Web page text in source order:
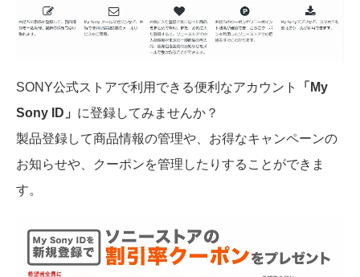
SONY公式ストアで利用できる便利なアカウント
「My
Sony ID」 に登録してみませんか？
製品登録して商品情報の管理や、お得なキャンペーンの
お知らせや、クーポンを管理したりすることができま
す。